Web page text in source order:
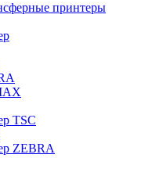
принтеры
TSC
ZEBRA